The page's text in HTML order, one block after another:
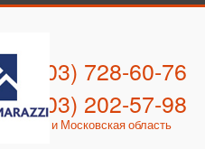
(903) 728-60-76
(903) 202-57-98
Москва и Московская область